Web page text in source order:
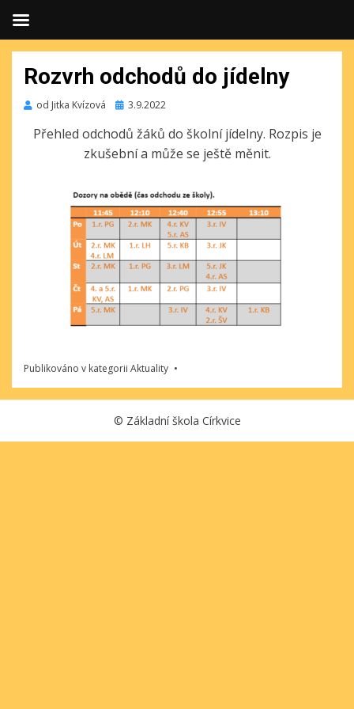
Rozvrh odchodů do jídelny
od Jitka Kvízová Publikováno
3.9.2022
Přehled odchodů žáků do školní jídelny. Rozpis je
zkušební a může se ještě měnit.
Publikováno v kategorii Aktuality
© Základní škola Církvice